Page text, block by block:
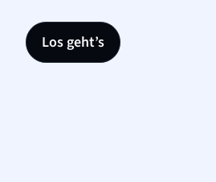
Los geht’s